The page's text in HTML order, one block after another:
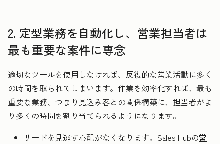
2. 定型業務を自動化し、営業担当者は
最も重要な案件に専念
適切なツールを使用しなければ、反復的な営業活動に多く
の時間を取られてしまいます。作業を効率化すれば、最も
重要な業務、つまり見込み客との関係構築に、担当者がよ
り多くの時間を割り当てられるようになります。
リードを見逃す心配がなくなります。Sales Hubの営